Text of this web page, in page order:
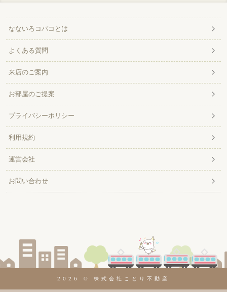
なないろコバコとは
よくある質問
来店のご案内
お部屋のご提案
プライバシーポリシー
利用規約
運営会社
お問い合わせ
2026 © 株式会社ことり不動産